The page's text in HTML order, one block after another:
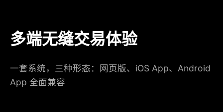
多端无缝交易体验
一套系统，三种形态：网页版、iOS App、Android
App 全面兼容